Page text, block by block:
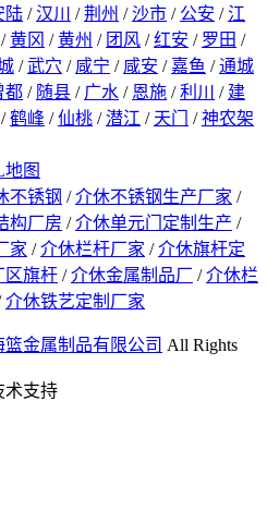
陆 /汉川 /荆州 /沙市 / 公安 / 江
/黄冈 /黄州 / 团风 /红安 / 罗田 /
/武穴 / 咸宁 / 咸安 / 嘉鱼 /通城
都 / 随县 / 广水 / 恩施 /利川 / 建
/鹤峰 /仙桃 /潜江 / 天门 /神农架
图
不锈钢 /介休不锈钢生产厂家 /
构厂房 /介休单元门定制生产 /
家 /介休栏杆厂家 /介休旗杆定
区旗杆 /介休金属制品厂 /介休栏
介休铁艺定制厂家
金属制品有限公司 All Rights
术支持